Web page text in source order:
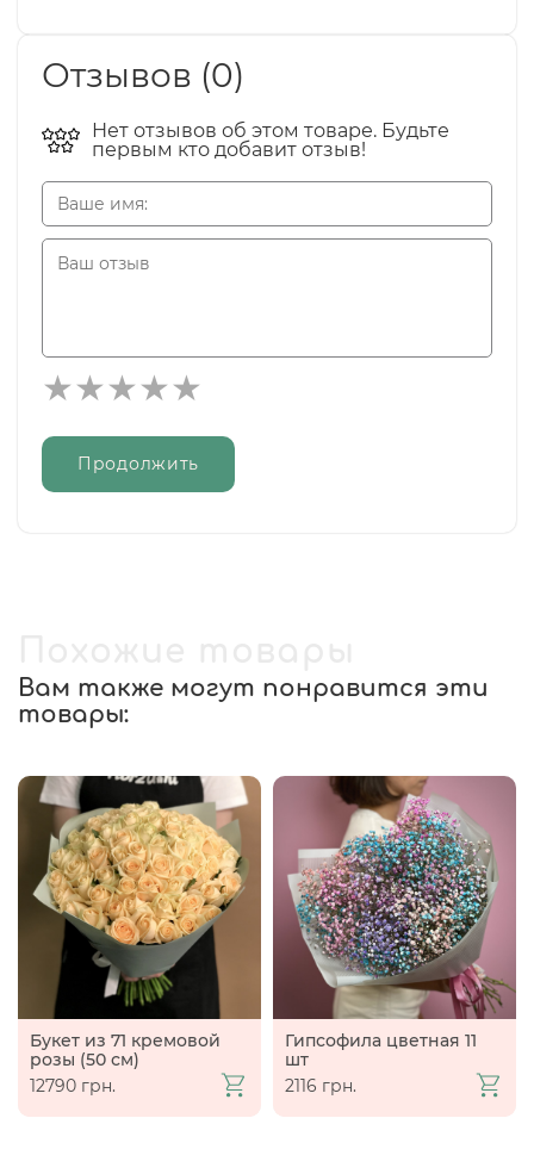
Отзывов (0)
Нет отзывов об этом товаре. Будьте
первым кто добавит отзыв!
Продолжить
Вам также могут понравится эти
товары:
Букет из 71 кремовой
розы (50 см)
12790 грн.
Гипсофила цветная 11
шт
2116 грн.